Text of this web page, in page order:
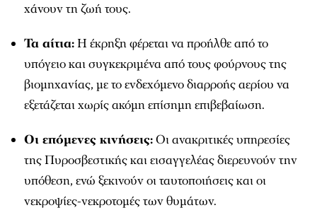
χάνουν τη ζωή τους.
Τα αίτια:Η έκρηξη φέρεται να προήλθε από το
υπόγειο και συγκεκριμένα από τους φούρνους της
βιομηχανίας, με το ενδεχόμενο διαρροής αερίου να
εξετάζεται χωρίς ακόμη επίσημη επιβεβαίωση.
Οι επόμενες κινήσεις:Οι ανακριτικές υπηρεσίες
της Πυροσβεστικής και εισαγγελέας διερευνούν την
υπόθεση, ενώ ξεκινούν οι ταυτοποιήσεις και οι
νεκροψίες-νεκροτομές των θυμάτων.